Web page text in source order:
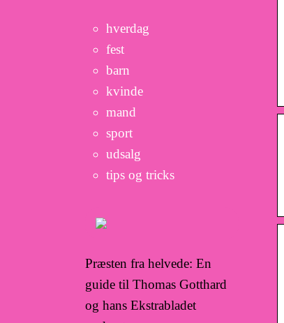
hverdag
fest
barn
kvinde
mand
sport
udsalg
tips og tricks
Præsten fra helvede: En
guide til Thomas Gotthard
og hans Ekstrabladet